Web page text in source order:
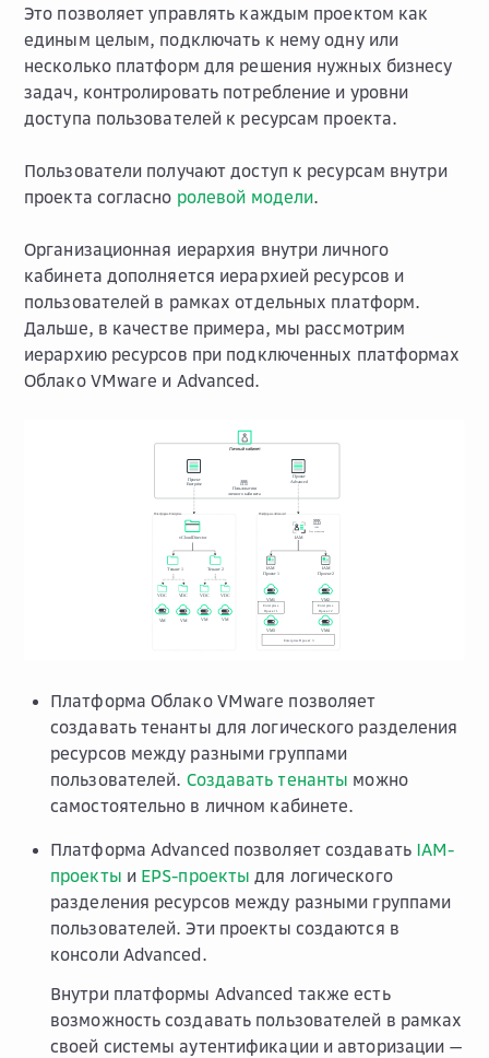
Это позволяет управлять каждым проектом как
единым целым, подключать к нему одну или
несколько платформ для решения нужных бизнесу
задач, контролировать потребление и уровни
доступа пользователей к ресурсам проекта.
Пользователи получают доступ к ресурсам внутри
проекта согласно ролевой модели.
Организационная иерархия внутри личного
кабинета дополняется иерархией ресурсов и
пользователей в рамках отдельных платформ.
Дальше, в качестве примера, мы рассмотрим
иерархию ресурсов при подключенных платформах
Облако VMware и Advanced.
Платформа Облако VMware позволяет
создавать тенанты для логического разделения
ресурсов между разными группами
пользователей. Создавать тенанты можно
самостоятельно в личном кабинете.
Платформа Advanced позволяет создавать IAM-
проекты и EPS-проекты для логического
разделения ресурсов между разными группами
пользователей. Эти проекты создаются в
консоли Advanced.
Внутри платформы Advanced также есть
возможность создавать пользователей в рамках
своей системы аутентификации и авторизации —